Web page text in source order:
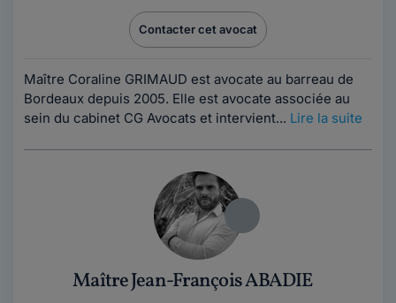
Contacter cet avocat
Maître Coraline GRIMAUD est avocate au barreau de
Bordeaux depuis 2005. Elle est avocate associée au
sein du cabinet CG Avocats et intervient... Lire la suite
Maître Jean-François ABADIE